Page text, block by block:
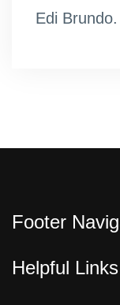
Edi
Footer
Helpful Links